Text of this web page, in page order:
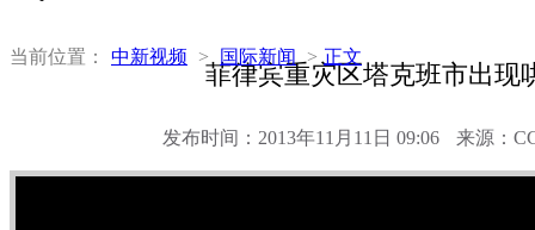
当前位置： 中新视频 > 国际新闻 > 正文
菲律宾重灾区塔克班市出现
发布时间：2013年11月11日 09:06 来源：